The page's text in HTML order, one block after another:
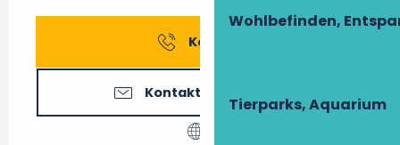
Wohlbefinden,
Tierparks, Aquarium
Kontakt
Kontaktieren Sie uns